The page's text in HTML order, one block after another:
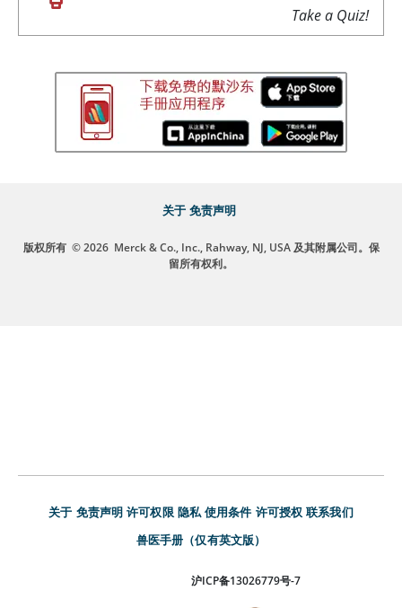
Take a Quiz!
关于 免责声明
版权所有 © 2026 Merck & Co., Inc., Rahway, NJ, USA 及其附属公司。保
留所有权利。
关于 免责声明 许可权限 隐私 使用条件 许可授权 联系我们
兽医手册（仅有英文版）
沪ICP备13026779号-7